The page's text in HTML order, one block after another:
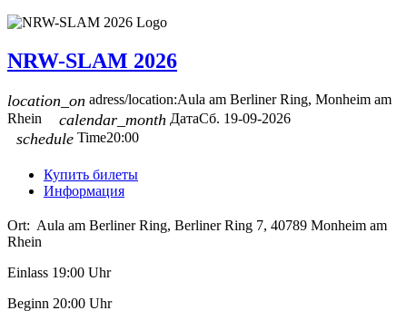
NRW-SLAM 2026
location_on adress/location:Aula am Berliner Ring, Monheim am
Rhein
calendar_month ДатаСб. 19-09-2026
schedule Time20:00
Купить билеты
Информация
Ort: Aula am Berliner Ring, Berliner Ring 7, 40789 Monheim am
Rhein
Einlass 19:00 Uhr
Beginn 20:00 Uhr